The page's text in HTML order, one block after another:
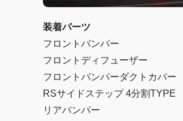
装着パーツ
フロントバンパー
フロントディフューザー
フロントバンパーダクトカバー
RSサイドステップ 4分割TYPE
リアバンパー